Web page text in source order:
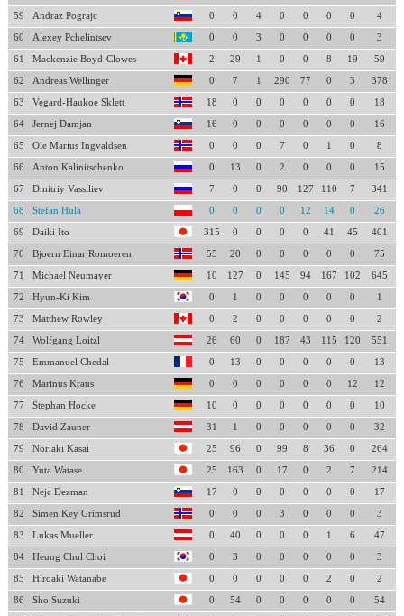
59 Andraz Pograjc 0 0 4 0 0 0 0 4
60 Alexey Pchelintsev 0 0 3 0 0 0 0 3
61 Mackenzie Boyd-Clowes 2 29 1 0 0 8 19 59
62 Andreas Wellinger 0 7 1 290 77 0 3 378
63 Vegard-Haukoe Sklett 18 0 0 0 0 0 0 18
64 Jernej Damjan 16 0 0 0 0 0 0 16
65 Ole Marius Ingvaldsen 0 0 0 7 0 1 0 8
66 Anton Kalinitschenko 0 13 0 2 0 0 0 15
67 Dmitriy Vassiliev 7 0 0 90 127 110 7 341
68 Stefan Hula 0 0 0 0 12 14 0 26
69 Daiki Ito 315 0 0 0 0 41 45 401
70 Bjoern Einar Romoeren 55 20 0 0 0 0 0 75
71 Michael Neumayer 10 127 0 145 94 167 102 645
72 Hyun-Ki Kim 0 1 0 0 0 0 0 1
73 Matthew Rowley 0 2 0 0 0 0 0 2
74 Wolfgang Loitzl 26 60 0 187 43 115 120 551
75 Emmanuel Chedal 0 13 0 0 0 0 0 13
76 Marinus Kraus 0 0 0 0 0 0 12 12
77 Stephan Hocke 10 0 0 0 0 0 0 10
78 David Zauner 31 1 0 0 0 0 0 32
79 Noriaki Kasai 25 96 0 99 8 36 0 264
80 Yuta Watase 25 163 0 17 0 2 7 214
81 Nejc Dezman 17 0 0 0 0 0 0 17
82 Simen Key Grimsrud 0 0 0 3 0 0 0 3
83 Lukas Mueller 0 40 0 0 0 1 6 47
84 Heung Chul Choi 0 3 0 0 0 0 0 3
85 Hiroaki Watanabe 0 0 0 0 0 2 0 2
86 Sho Suzuki 0 54 0 0 0 0 0 54